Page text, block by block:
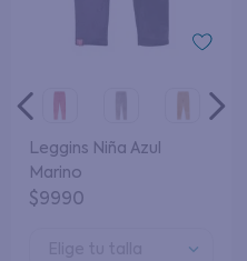
Leggins Niña Azul
Marino
$9990